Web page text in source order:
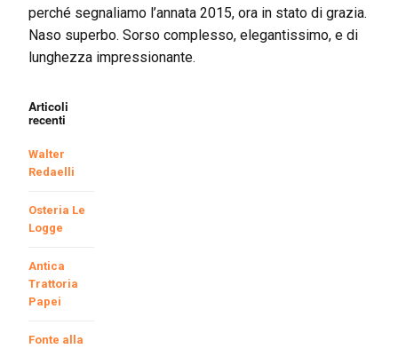
perché segnaliamo l’annata 2015, ora in stato di grazia.
Naso superbo. Sorso complesso, elegantissimo, e di
lunghezza impressionante.
Articoli
recenti
Walter
Redaelli
Osteria Le
Logge
Antica
Trattoria
Papei
Fonte alla